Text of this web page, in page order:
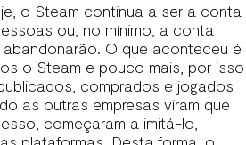
o Steam continua a ser a conta
ou, no mínimo, a conta
O que aconteceu é
o Steam e pouco mais, por isso
comprados e jogados
as outras empresas viram que
começaram a imitá-lo,